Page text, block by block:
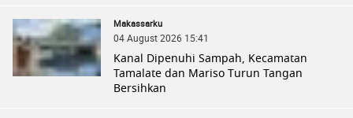
Makassarku
04 August 2026 15:41
Kanal Dipenuhi Sampah, Kecamatan
Tamalate dan Mariso Turun Tangan
Bersihkan